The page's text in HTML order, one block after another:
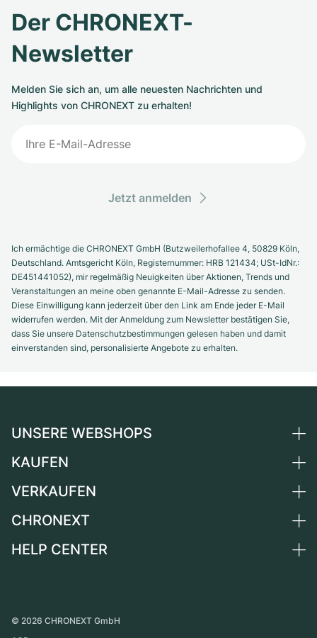
Der CHRONEXT-
Newsletter
Melden Sie sich an, um alle neuesten Nachrichten und
Highlights von CHRONEXT zu erhalten!
Jetzt anmelden
Ich ermächtige die CHRONEXT GmbH (Butzweilerhofallee 4, 50829 Köln,
Deutschland. Amtsgericht Köln, Registernummer: HRB 121434; USt-IdNr.:
DE451441052), mir regelmäßig Neuigkeiten über Aktionen, Trends und
Veranstaltungen an meine oben genannte E-Mail-Adresse zu senden.
Diese Einwilligung kann jederzeit über den Link am Ende jeder E-Mail
widerrufen werden. Mit der Anmeldung zum Newsletter bestätigen Sie,
dass Sie unsere Datenschutzbestimmungen gelesen haben und damit
einverstanden sind, personalisierte Angebote zu erhalten.
UNSERE WEBSHOPS
Deutschland
Schweiz
Frankreich
KAUFEN
Alle Luxusuhren
Independent Brands
VERKAUFEN
Uhr verkaufen
CHRONEXT
Über uns
Partner
HELP CENTER
Persönliche Abholung
© 2026 CHRONEXT GmbH